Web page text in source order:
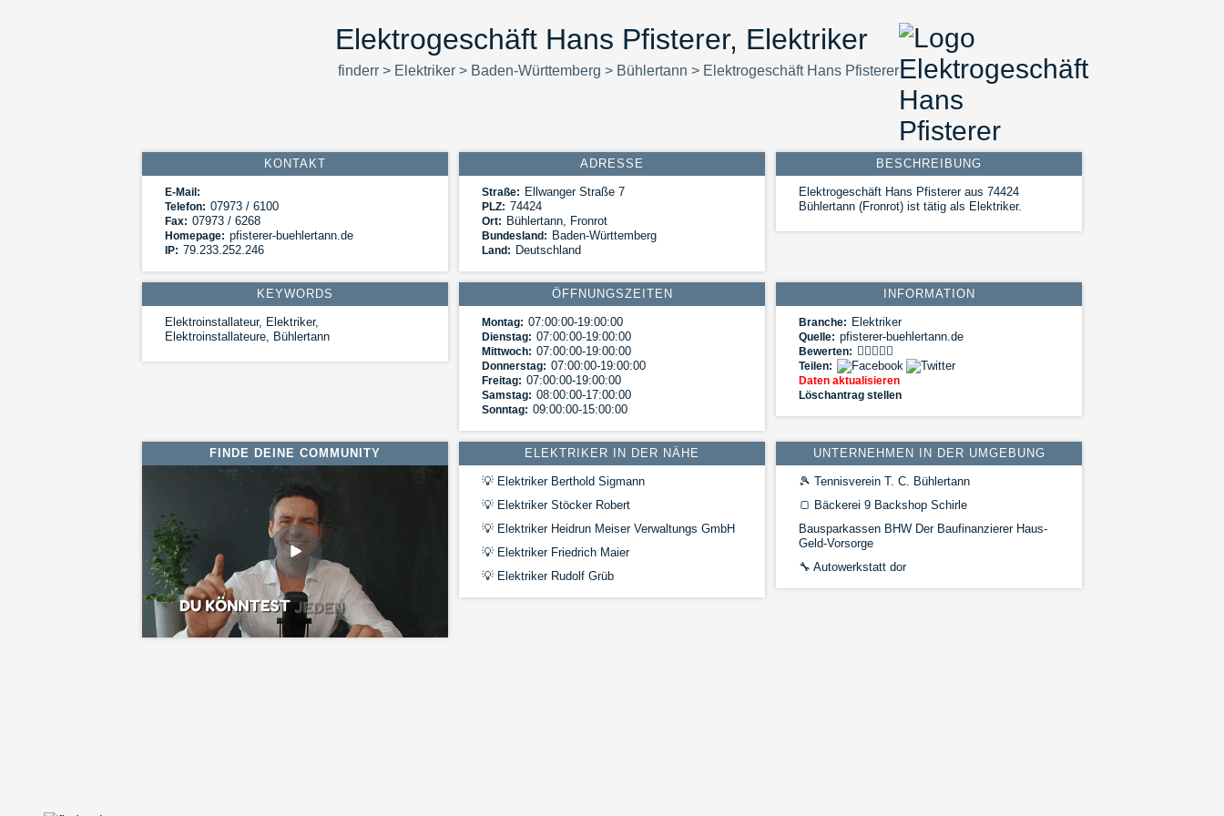
Elektrogeschäft Hans Pfisterer, Elektriker
finderr> Elektriker> Baden-Württemberg > Bühlertann > Elektrogeschäft Hans Pfisterer
KONTAKT
E-Mail:
Telefon: 07973 / 6100
Fax: 07973 / 6268
Homepage: pfisterer-buehlertann.de
IP: 79.233.252.246
ADRESSE
Straße: Ellwanger Straße 7
PLZ: 74424
Ort: Bühlertann, Fronrot
Bundesland: Baden-Württemberg
Land: Deutschland
BESCHREIBUNG
Elektrogeschäft Hans Pfisterer aus 74424
Bühlertann (Fronrot) ist tätig als Elektriker.
KEYWORDS
Elektroinstallateur, Elektriker,
Elektroinstallateure, Bühlertann
ÖFFNUNGSZEITEN
Montag: 07:00:00-19:00:00
Dienstag: 07:00:00-19:00:00
Mittwoch: 07:00:00-19:00:00
Donnerstag: 07:00:00-19:00:00
Freitag: 07:00:00-19:00:00
Samstag: 08:00:00-17:00:00
Sonntag: 09:00:00-15:00:00
INFORMATION
Branche: Elektriker
Quelle: pfisterer-buehlertann.de
Bewerten:
Teilen:
Daten aktualisieren
Löschantrag stellen
FINDE DEINE COMMUNITY ELEKTRIKER IN DER NÄHE
💡 Elektriker Berthold Sigmann
💡 Elektriker Stöcker Robert
💡 Elektriker Heidrun Meiser Verwaltungs GmbH
💡 Elektriker Friedrich Maier
💡 Elektriker Rudolf Grüb
UNTERNEHMEN IN DER UMGEBUNG
🎾 Tennisverein T. C. Bühlertann
🍞 Bäckerei 9 Backshop Schirle
Bausparkassen BHW Der Baufinanzierer Haus-
Geld-Vorsorge
🔧 Autowerkstatt dor